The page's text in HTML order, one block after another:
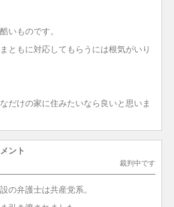
いものです。
ともに対応してもらうには根気がいり
だけの家に住みたいなら良いと思いま
ント
裁判中です
の弁護士は共産党系。